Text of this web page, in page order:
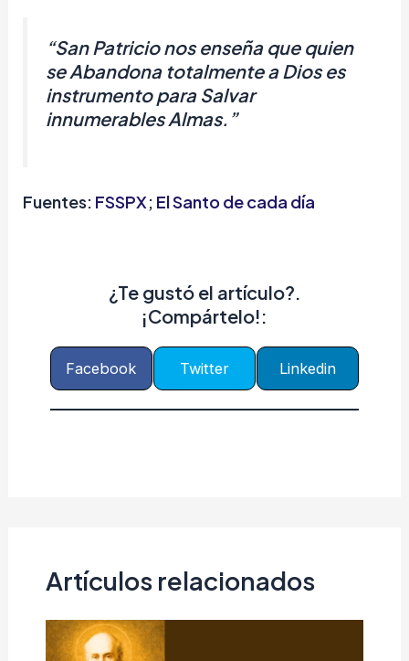
“San Patricio nos enseña que quien
se Abandona totalmente a Dios es
instrumento para Salvar
innumerables Almas.”
Fuentes: FSSPX; El Santo de cada día
¿Te gustó el artículo?.
¡Compártelo!:
Facebook Twitter Linkedin
Artículos relacionados